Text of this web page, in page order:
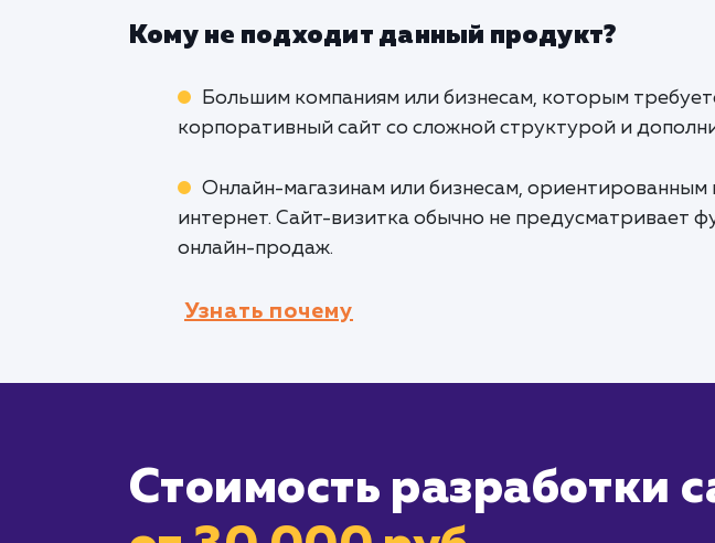
Кому не подходит данный продукт?
Большим компаниям или бизнесам, которым
корпоративный сайт со сложной структурой и
Онлайн-магазинам или бизнесам, ориентированным
интернет. Сайт-визитка обычно не предусматривает
онлайн-продаж.
Узнать почему
Стоимость разработки